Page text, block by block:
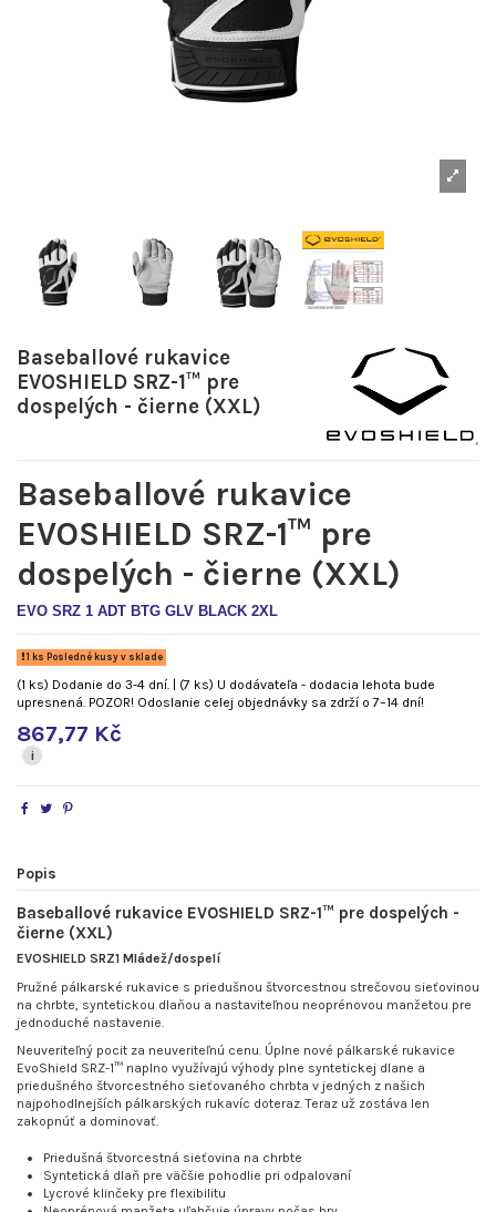
Baseballové rukavice
EVOSHIELD SRZ-1™ pre
dospelých - čierne (XXL)
Baseballové rukavice
EVOSHIELD SRZ-1™ pre
dospelých - čierne (XXL)
EVO SRZ 1 ADT BTG GLV BLACK 2XL
1 ks Posledné kusy v sklade
(1 ks) Dodanie do 3-4 dní. | (7 ks) U dodávateľa - dodacia lehota bude
upresnená. POZOR! Odoslanie celej objednávky sa zdrží o 7–14 dní!
867,77 Kč
i
Popis
Baseballové rukavice EVOSHIELD SRZ-1™ pre dospelých -
čierne (XXL)
EVOSHIELD SRZ1 Mládež/dospelí
Pružné pálkarské rukavice s priedušnou štvorcestnou strečovou sieťovinou
na chrbte, syntetickou dlaňou a nastaviteľnou neoprénovou manžetou pre
jednoduché nastavenie.
Neuveriteľný pocit za neuveriteľnú cenu. Úplne nové pálkarské rukavice
EvoShield SRZ-1™ naplno využívajú výhody plne syntetickej dlane a
priedušného štvorcestného sieťovaného chrbta v jedných z našich
najpohodlnejších pálkarských rukavíc doteraz. Teraz už zostáva len
zakopnúť a dominovať.
Priedušná štvorcestná sieťovina na chrbte
Syntetická dlaň pre väčšie pohodlie pri odpalovaní
Lycrové klinčeky pre flexibilitu